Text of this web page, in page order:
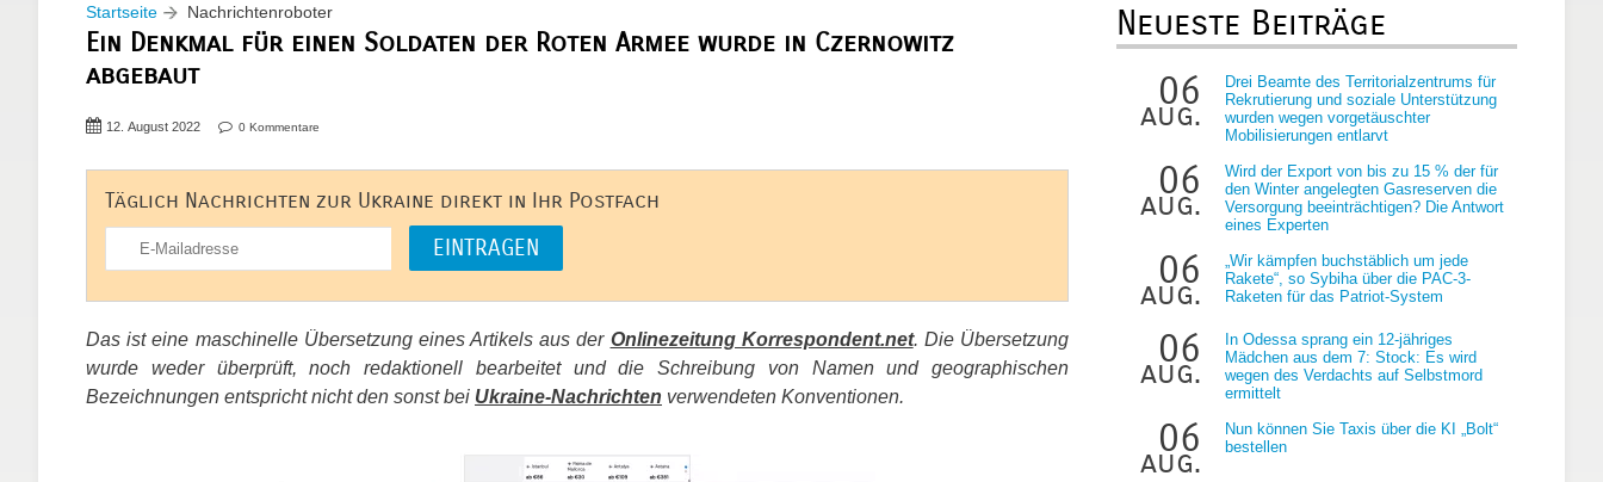
Startseite Nachrichtenroboter
Ein Denkmal für einen Soldaten der Roten Armee wurde in Czernowitz
abgebaut
12. August 2022 0 Kommentare
Täglich Nachrichten zur Ukraine direkt in Ihr Postfach
Das ist eine maschinelle Übersetzung eines Artikels aus der Onlinezeitung Korrespondent.net. Die Übersetzung
wurde weder überprüft, noch redaktionell bearbeitet und die Schreibung von Namen und geographischen
Bezeichnungen entspricht nicht den sonst bei Ukraine-Nachrichten verwendeten Konventionen.
Neueste Beiträge
06
aug.
Drei Beamte des Territorialzentrums für
Rekrutierung und soziale Unterstützung
wurden wegen vorgetäuschter
Mobilisierungen entlarvt
06
aug.
Wird der Export von bis zu 15 % der für
den Winter angelegten Gasreserven die
Versorgung beeinträchtigen? Die Antwort
eines Experten
06
aug.
„Wir kämpfen buchstäblich um jede
Rakete“, so Sybiha über die PAC-3-
Raketen für das Patriot-System
06
aug.
In Odessa sprang ein 12-jähriges
Mädchen aus dem 7: Stock: Es wird
wegen des Verdachts auf Selbstmord
ermittelt
06
aug.
Nun können Sie Taxis über die KI „Bolt“
bestellen